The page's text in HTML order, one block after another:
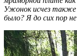
Ужонок исчез также
было? Я до сих пор